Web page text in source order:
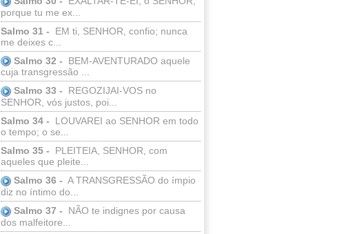
porque tu me ex...
Salmo 31 -
EM ti, SENHOR, confio; nunca
me deixes c...
Salmo 32 -
BEM-AVENTURADO aquele
cuja transgressão ...
Salmo 33 -
REGOZIJAI-VOS no
SENHOR, vós justos, poi...
Salmo 34 -
LOUVAREI ao SENHOR em todo
o tempo; o se...
Salmo 35 -
PLEITEIA, SENHOR, com
aqueles que pleite...
Salmo 36 - A TRANSGRESSÃO do ímpio
diz no íntimo do...
Salmo 37 -
NÃO te indignes por causa
dos malfeitore...